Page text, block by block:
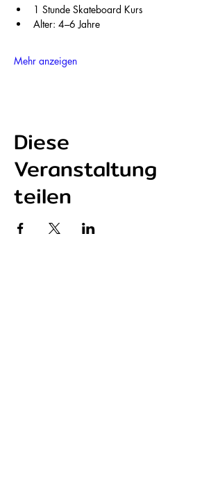
1 Stunde Skateboard Kurs
Alter: 4–6 Jahre
Mehr anzeigen
Diese
Veranstaltung
teilen